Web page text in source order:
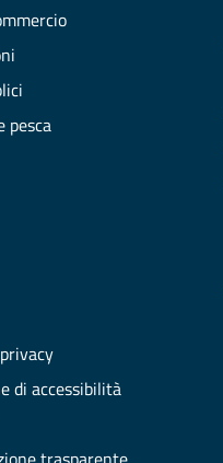
pesca
di accessibilità